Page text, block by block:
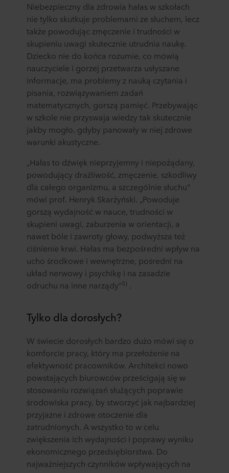
Niebezpieczny dla zdrowia hałas w szkołach
nie tylko skutkuje problemami ze słuchem, lecz
także powodując zmęczenie i trudności w
skupieniu uwagi skutecznie utrudnia naukę.
Dziecko nie do końca rozumie, co mówią
nauczyciele i gorzej przetwarza usłyszane
informacje, ma problemy z nauką czytania i
pisania, rozwiązywaniem zadań
matematycznych, gorszą pamięć. Przebywając
w szkole nie przyswaja wiedzy tak skutecznie
jakby mogło, gdyby panowały w niej zdrowe
warunki akustyczne.
„Hałas to dźwięk nieprzyjemny i niepożądany,
powodujący drażliwość, zmęczenie, szkodliwy
dla całego organizmu, a szczególnie słuchu”
mówi prof. Henryk Skarżyński. „Powoduje
gorszą wydajność w nauce, trudności w
skupieni uwagi, zaburzenia w orientacji, a
nawet bóle i zawroty głowy, podwyższa też
ciśnienie krwi. Hałas ma bezpośredni wpływ na
ucho środkowe i wewnętrzne, pośredni na
układ nerwowy i psychikę i na zasadzie
odruchu na inne narządy”5) .
Tylko dla dorosłych?
W świecie dorosłych bardzo dużo mówi się o
komforcie pracy, który ma przełożenie na
efektywność pracowników. Architekci nowo
powstających biurowców prześcigają się w
stosowaniu rozwiązań służących poprawie
środowiska pracy, by stworzyć jak najbardziej
przyjazne i zdrowe otoczenie dla
zatrudnionych. A wszystko to w celu
zwiększenia ich wydajności i poprawy wyniku
ekonomicznego przedsiębiorstwa. Do
najważniejszych czynników wpływających na